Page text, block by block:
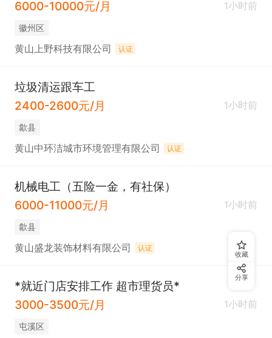
6000-10000元/月
1小时前
徽州区
黄山上野科技有限公司 认证
垃圾清运跟车工
2400-2600元/月
1小时前
歙县
黄山中环洁城市环境管理有限公司 认证
机械电工（五险一金，有社保）
6000-11000元/月
1小时前
歙县
黄山盛龙装饰材料有限公司 认证
*就近门店安排工作 超市理货员*
3000-3500元/月
1小时前
屯溪区
收藏
分享